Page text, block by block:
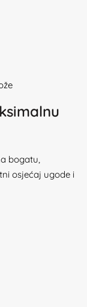
bogatu,
osjećaj ugode i